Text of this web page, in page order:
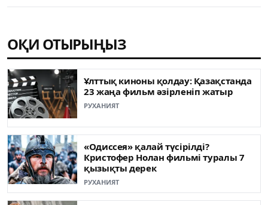
ОҚИ ОТЫРЫҢЫЗ
Ұлттық киноны қолдау: Қазақстанда
23 жаңа фильм әзірленіп жатыр
РУХАНИЯТ
«Одиссея» қалай түсірілді?
Кристофер Нолан фильмі туралы 7
қызықты дерек
РУХАНИЯТ